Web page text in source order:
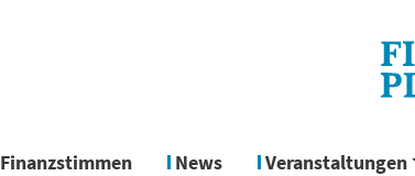
Finanzstimmen News Veranstaltungen